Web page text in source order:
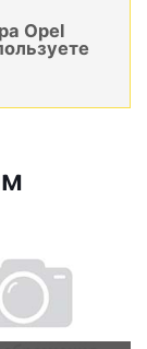
Opel